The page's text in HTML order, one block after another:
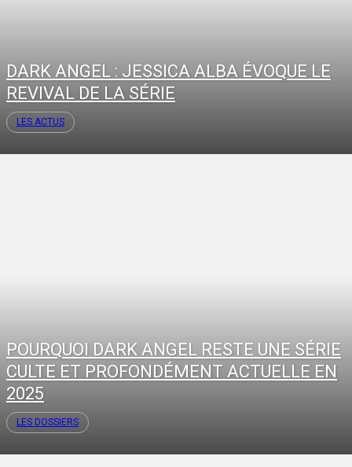
DARK ANGEL : JESSICA ALBA ÉVOQUE LE
REVIVAL DE LA SÉRIE
LES ACTUS
POURQUOI DARK ANGEL RESTE UNE SÉRIE
CULTE ET PROFONDÉMENT ACTUELLE EN
2025
LES DOSSIERS